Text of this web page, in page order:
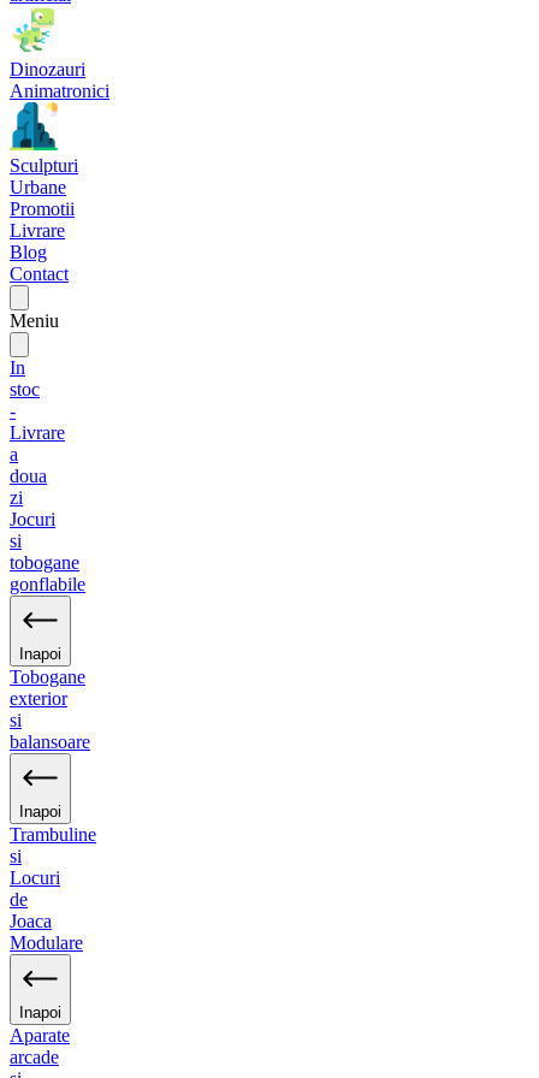
Dinozauri
Animatronici
Sculpturi
Urbane
Promotii
Livrare
Blog
Contact
Meniu
In
stoc
-
Livrare
a
doua
zi
Jocuri
si
tobogane
gonflabile
Inapoi
Tobogane
exterior
si
balansoare
Inapoi
Trambuline
si
Locuri
de
Joaca
Modulare
Inapoi
Aparate
arcade